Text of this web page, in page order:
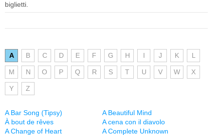
biglietti.
A B C D E F G H I J K L
M N O P Q R S T U V W X
Y Z
A Bar Song (Tipsy)
A Beautiful Mind
À bout de rêves
A cena con il diavolo
A Change of Heart
A Complete Unknown